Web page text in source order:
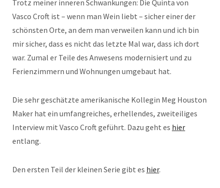
Trotz meiner inneren Schwankungen: Die Quinta von
Vasco Croft ist – wenn man Wein liebt – sicher einer der
schönsten Orte, an dem man verweilen kann und ich bin
mir sicher, dass es nicht das letzte Mal war, dass ich dort
war. Zumal er Teile des Anwesens modernisiert und zu
Ferienzimmern und Wohnungen umgebaut hat.
Die sehr geschätzte amerikanische Kollegin Meg Houston
Maker hat ein umfangreiches, erhellendes, zweiteiliges
Interview mit Vasco Croft geführt. Dazu geht es hier
entlang.
Den ersten Teil der kleinen Serie gibt es hier.